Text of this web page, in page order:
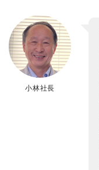
小林社長